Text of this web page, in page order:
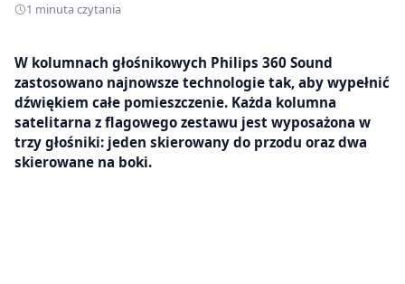
1 minuta czytania
W kolumnach głośnikowych Philips 360 Sound
zastosowano najnowsze technologie tak, aby wypełnić
dźwiękiem całe pomieszczenie. Każda kolumna
satelitarna z flagowego zestawu jest wyposażona w
trzy głośniki: jeden skierowany do przodu oraz dwa
skierowane na boki.